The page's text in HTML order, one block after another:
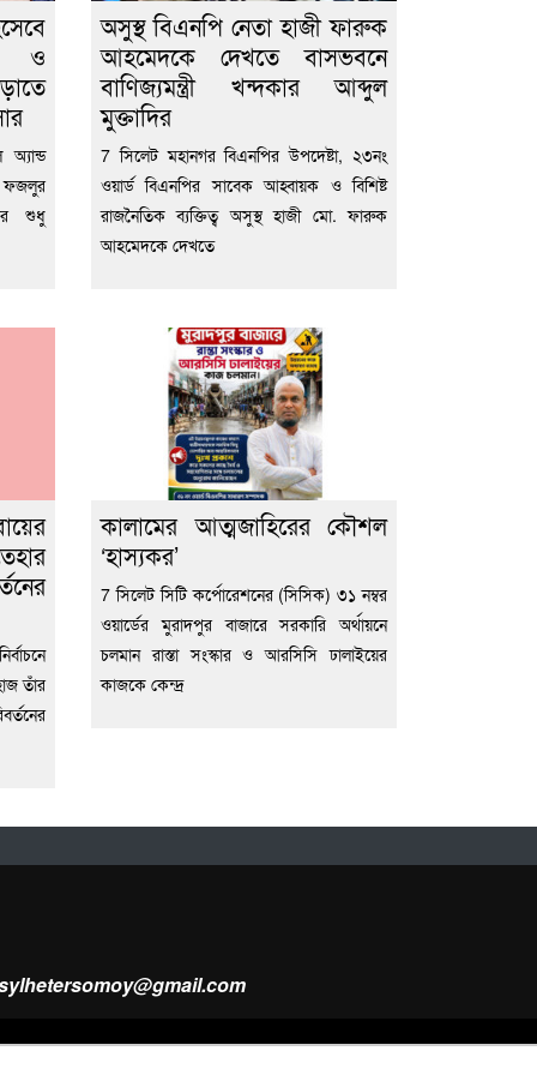
ও
ফজলুর
শুধু
অসুস্থ বিএনপি নেতা হাজী ফারুক
আহমেদকে দেখতে বাসভবনে
বাণিজ্যমন্ত্রী খন্দকার আব্দুল
মুক্তাদির
7 সিলেট মহানগর বিএনপির উপদেষ্টা, ২৩নং
ওয়ার্ড বিএনপির সাবেক আহ্বায়ক ও বিশিষ্ট
রাজনৈতিক ব্যক্তিত্ব অসুস্থ হাজী মো. ফারুক
আহমেদকে দেখতে
তাঁর
কালামের আত্মজাহিরের কৌশল
‘হাস্যকর’
7 সিলেট সিটি কর্পোরেশনের (সিসিক) ৩১ নম্বর
ওয়ার্ডের মুরাদপুর বাজারে সরকারি অর্থায়নে
চলমান রাস্তা সংস্কার ও আরসিসি ঢালাইয়ের
কাজকে কেন্দ্র
Design & Developed byWeb Nest